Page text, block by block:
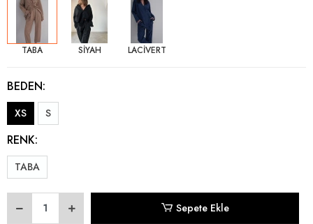
TABA SİYAH LACİVERT
BEDEN:
XS S
RENK:
TABA
Sepete Ekle